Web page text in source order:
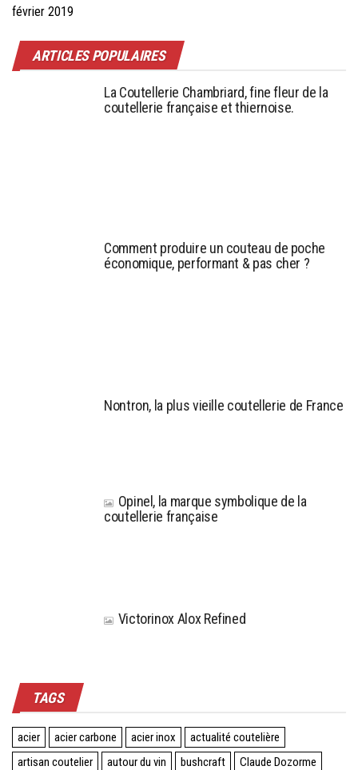
février 2019
ARTICLES POPULAIRES
La Coutellerie Chambriard, fine fleur de la
coutellerie française et thiernoise.
Comment produire un couteau de poche
économique, performant & pas cher ?
Nontron, la plus vieille coutellerie de France
Opinel, la marque symbolique de la
coutellerie française
Victorinox Alox Refined
TAGS
acier acier carbone acier inox
actualité coutelière
artisan coutelier
autour du vin bushcraft
Claude Dozorme